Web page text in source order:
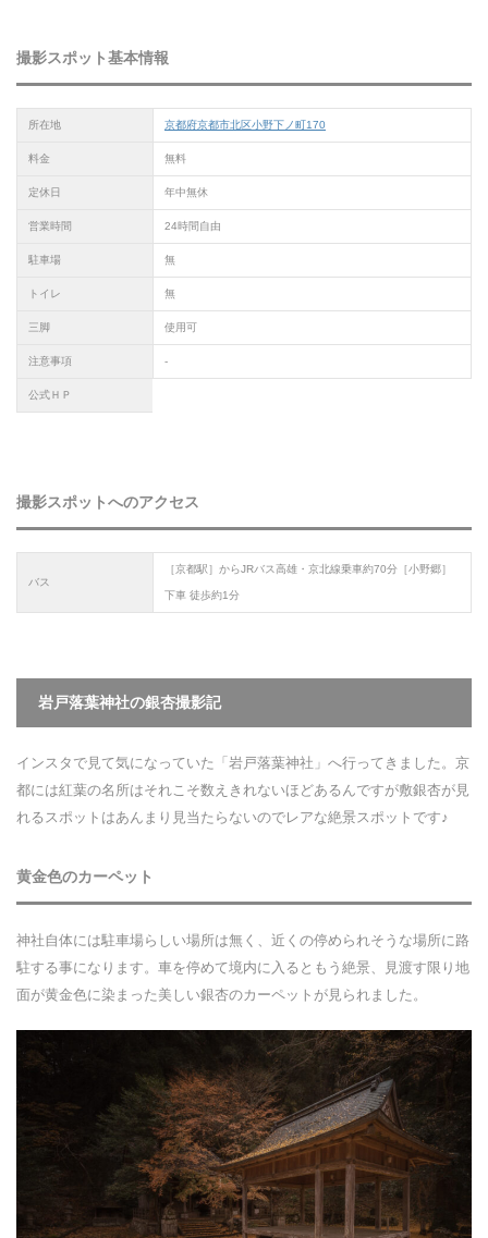
撮影スポット基本情報
所在地 京都府京都市北区小野下ノ町170
料金 無料
定休日 年中無休
営業時間 24時間自由
駐車場 無
トイレ 無
三脚 使用可
注意事項 -
公式ＨＰ
撮影スポットへのアクセス
バス
［京都駅］からJRバス高雄・京北線乗車約70分［小野郷］
下車 徒歩約1分
岩戸落葉神社の銀杏撮影記
インスタで見て気になっていた「岩戸落葉神社」へ行ってきました。京
都には紅葉の名所はそれこそ数えきれないほどあるんですが敷銀杏が見
れるスポットはあんまり見当たらないのでレアな絶景スポットです♪
黄金色のカーペット
神社自体には駐車場らしい場所は無く、近くの停められそうな場所に路
駐する事になります。車を停めて境内に入るともう絶景、見渡す限り地
面が黄金色に染まった美しい銀杏のカーペットが見られました。